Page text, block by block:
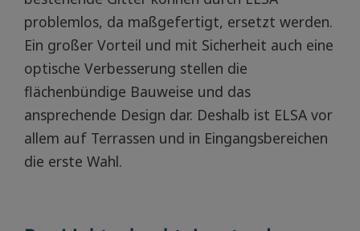
problemlos, da maßgefertigt, ersetzt werden.
Ein großer Vorteil und mit Sicherheit auch eine
optische Verbesserung stellen die
flächenbündige Bauweise und das
ansprechende Design dar. Deshalb ist ELSA vor
allem auf Terrassen und in Eingangsbereichen
die erste Wahl.